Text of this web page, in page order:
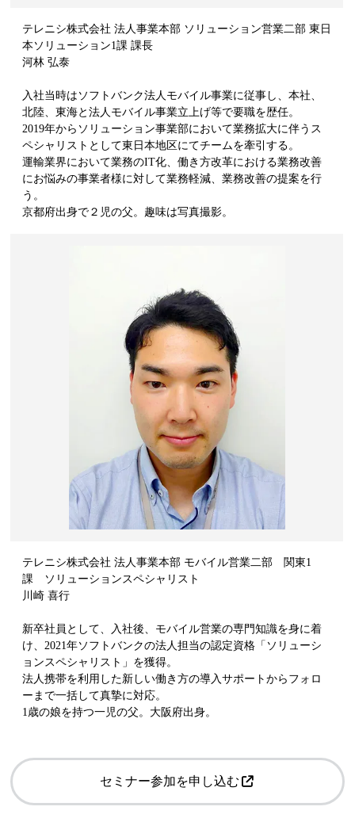
テレニシ株式会社 法人事業本部 ソリューション営業二部 東日
本ソリューション1課 課長
河林 弘泰
入社当時はソフトバンク法人モバイル事業に従事し、本社、
北陸、東海と法人モバイル事業立上げ等で要職を歴任。
2019年からソリューション事業部において業務拡大に伴うス
ペシャリストとして東日本地区にてチームを牽引する。
運輸業界において業務のIT化、働き方改革における業務改善
にお悩みの事業者様に対して業務軽減、業務改善の提案を行
う。
京都府出身で２児の父。趣味は写真撮影。
テレニシ株式会社 法人事業本部 モバイル営業二部 関東1
課 ソリューションスペシャリスト
川崎 喜行
新卒社員として、入社後、モバイル営業の専門知識を身に着
け、2021年ソフトバンクの法人担当の認定資格「ソリューシ
ョンスペシャリスト」を獲得。
法人携帯を利用した新しい働き方の導入サポートからフォロ
ーまで一括して真摯に対応。
1歳の娘を持つ一児の父。大阪府出身。
セミナー参加を申し込む